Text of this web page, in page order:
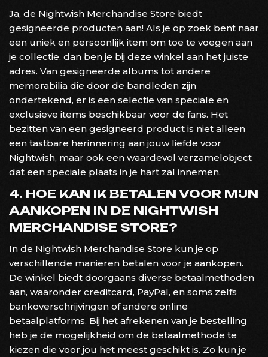
Ja, de Nightwish Merchandise Store biedt
gesigneerde producten aan! Als je op zoek bent naar
een uniek en persoonlijk item om toe te voegen aan
je collectie, dan ben je bij deze winkel aan het juiste
adres. Van gesigneerde albums tot andere
memorabilia die door de bandleden zijn
ondertekend, er is een selectie van speciale en
exclusieve items beschikbaar voor de fans. Het
bezitten van een gesigneerd product is niet alleen
een tastbare herinnering aan jouw liefde voor
Nightwish, maar ook een waardevol verzamelobject
dat een speciale plaats in je hart zal innemen.
4. HOE KAN IK BETALEN VOOR MIJN
AANKOPEN IN DE NIGHTWISH
MERCHANDISE STORE?
In de Nightwish Merchandise Store kun je op
verschillende manieren betalen voor je aankopen.
De winkel biedt doorgaans diverse betaalmethoden
aan, waaronder creditcard, PayPal, en soms zelfs
bankoverschrijvingen of andere online
betaalplatforms. Bij het afrekenen van je bestelling
heb je de mogelijkheid om de betaalmethode te
kiezen die voor jou het meest geschikt is. Zo kun je